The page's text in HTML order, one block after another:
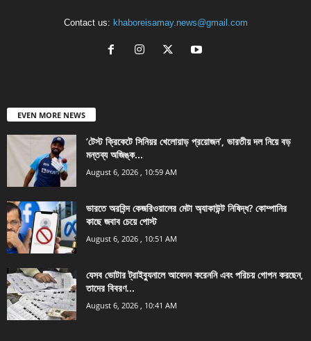
Contact us: khaboreisamay.news@gmail.com
EVEN MORE NEWS
‘টেস্ট ক্রিকেটে সিনিয়র খেলোয়াড় প্রয়োজন’, ভারতীয় দল নিয়ে বড়
মন্তব্য অজিঙ্ক...
August 6, 2026 , 10:59 AM
ভারতে অরবিন্দ কেজরিওয়ালের মেটা অ্যাকাউন্ট নিষিদ্ধ? কোম্পানির
কাছে জবাব চেয়ে পোস্ট
August 6, 2026 , 10:51 AM
যেসব ভোটার ট্রাইব্যুনালে আবেদন করেননি এবং পরিচয় গোপন করছেন,
তাদের বিবরণ...
August 6, 2026 , 10:41 AM